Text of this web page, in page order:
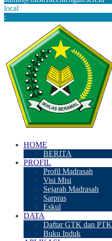
local
:
HOME
BERITA
PROFIL
Profil Madrasah
Visi Misi
Sejarah Madrasah
Sarpras
Eskul
DATA
Daftar GTK dan PTK
Buku Induk